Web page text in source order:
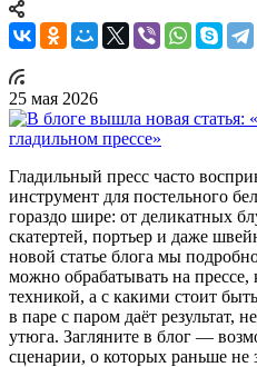
25 мая 2026
Гладильный пресс часто
инструмент для постельного
гораздо шире: от деликатных
скатертей, портьер и даже
новой статье блога мы
можно обрабатывать на прессе,
техникой, а с какими стоит
в паре с паром даёт результат,
утюга. Загляните в блог —
сценарии, о которых раньше не